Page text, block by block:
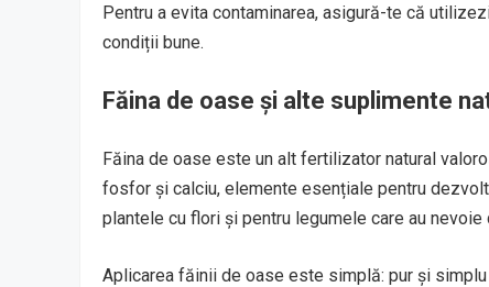
Pentru a evita contaminarea, asigură-te că
condiții bune.
Făina de oase și alte suplimente
Făina de oase este un alt fertilizator natural
fosfor și calciu, elemente esențiale pentru
plantele cu flori și pentru legumele care au
Aplicarea făinii de oase este simplă: pur și